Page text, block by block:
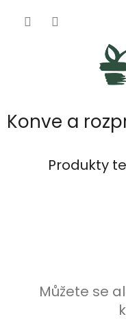
Konve a
Produkty
Můžete se